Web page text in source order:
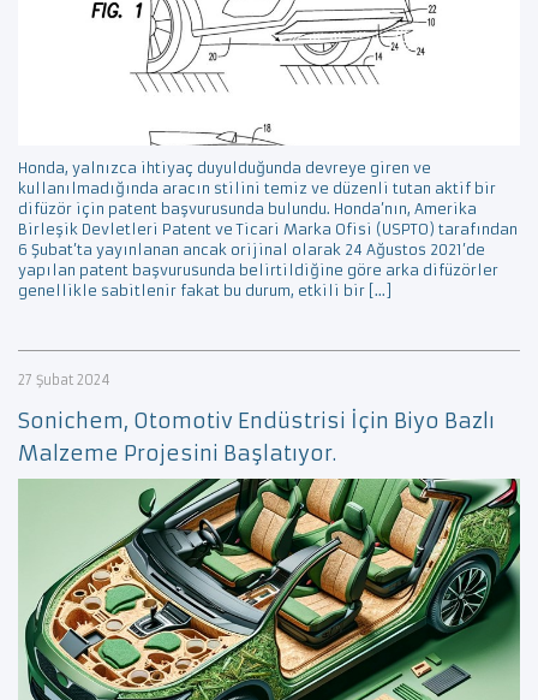
Honda, yalnızca ihtiyaç duyulduğunda devreye giren ve
kullanılmadığında aracın stilini temiz ve düzenli tutan aktif bir
difüzör için patent başvurusunda bulundu. Honda’nın, Amerika
Birleşik Devletleri Patent ve Ticari Marka Ofisi (USPTO) tarafından
6 Şubat’ta yayınlanan ancak orijinal olarak 24 Ağustos 2021’de
yapılan patent başvurusunda belirtildiğine göre arka difüzörler
genellikle sabitlenir fakat bu durum, etkili bir […]
27 Şubat 2024
Sonichem, Otomotiv Endüstrisi İçin Biyo Bazlı
Malzeme Projesini Başlatıyor.